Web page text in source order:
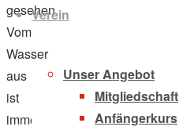
Verein
Unser Angebot
Mitgliedschaft
Anfängerkurs
gesehen.
Vom
Wasser
aus
ist
immer